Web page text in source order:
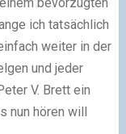
ich tatsächlich
weiter in der
und jeder
V. Brett ein
nun hören will